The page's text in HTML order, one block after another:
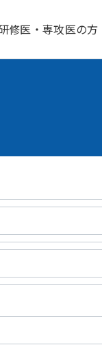
修医・専攻医の方